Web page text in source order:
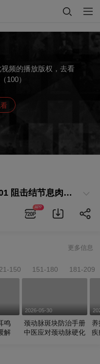
频的播放版权，去看
100）
《大医本草堂2026》20260601 阻击结节息肉癌变 中医有妙方
APP
更多信息
150 151-180 181-209
鸣
解
2026-05-30
颈动脉斑块防治手册
中医应对颈动脉硬化
疾